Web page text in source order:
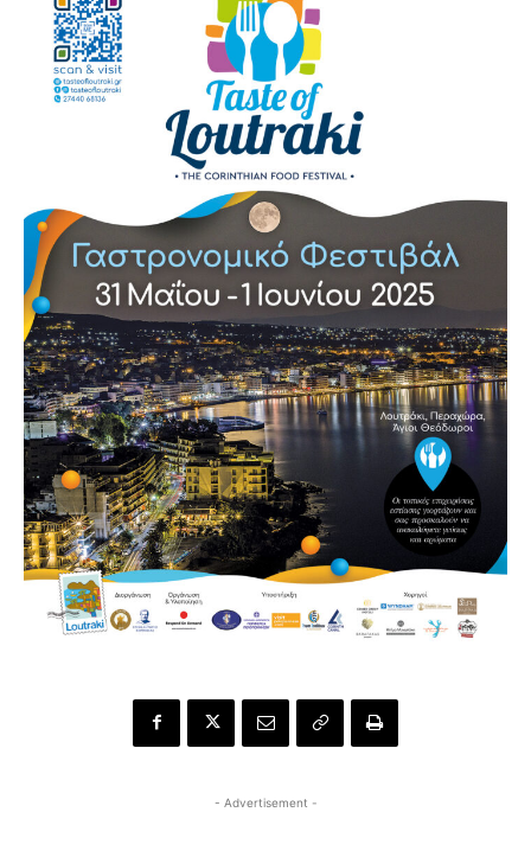
- Advertisement -